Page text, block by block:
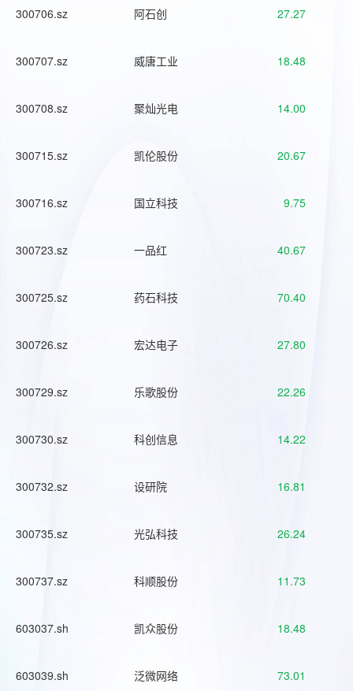
300706.sz 阿石创 27.27
300707.sz 威唐工业 18.48
300708.sz 聚灿光电 14.00
300715.sz 凯伦股份 20.67
300716.sz 国立科技 9.75
300723.sz 一品红 40.67
300725.sz 药石科技 70.40
300726.sz 宏达电子 27.80
300729.sz 乐歌股份 22.26
300730.sz 科创信息 14.22
300732.sz 设研院 16.81
300735.sz 光弘科技 26.24
300737.sz 科顺股份 11.73
603037.sh 凯众股份 18.48
603039.sh 泛微网络 73.01